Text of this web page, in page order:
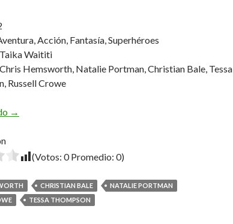
Acción, Fantasía, Superhéroes
Taika Waititi
Chris Hemsworth, Natalie Portman, Christian Bale, Tessa
Russell Crowe
Thor: Love and Thunder
→
(Votos: 0Promedio: 0)
CHRISTIAN BALE
NATALIE PORTMAN
TESSA THOMPSON